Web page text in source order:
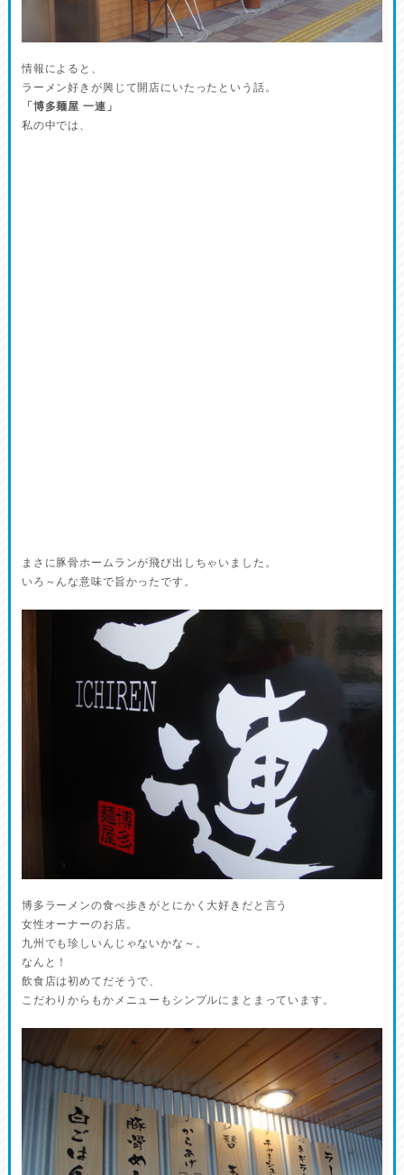
情報によると、
ラーメン好きが興じて開店にいたったという話。
「博多麺屋 一連」
私の中では、
まさに豚骨ホームランが飛び出しちゃいました。
いろ～んな意味で旨かったです。
博多ラーメンの食べ歩きがとにかく大好きだと言う
女性オーナーのお店。
九州でも珍しいんじゃないかな～。
なんと！
飲食店は初めてだそうで、
こだわりからもかメニューもシンプルにまとまっています。